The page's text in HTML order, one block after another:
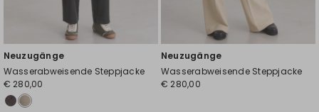
Neuzugänge
Wasserabweisende Steppjacke
€ 280,00
Neuzugänge
Wasserabweisende Steppjacke
€ 280,00